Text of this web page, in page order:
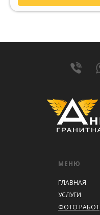
МЕНЮ
ГЛАВНАЯ
УСЛУГИ
ФОТО РАБОТ